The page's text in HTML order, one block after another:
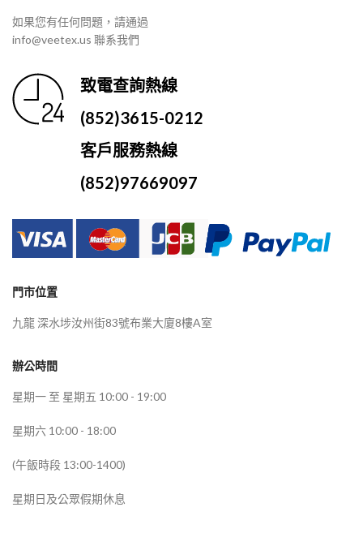
如果您有任何問題，請通過
info@veetex.us 聯系我們
致電查詢熱線
(852)3615-0212
客戶服務熱線
(852)97669097
門市位置
九龍 深水埗汝州街83號布業大廈8樓A室
辦公時間
星期一 至 星期五 10:00 - 19:00
星期六 10:00 - 18:00
(午飯時段 13:00-1400)
星期日及公眾假期休息